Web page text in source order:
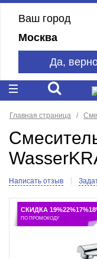
Ваш город
Москва
Да,
Главная страница
Написать отзыв
СКИДКА
ПО ПРОМОКОДУ